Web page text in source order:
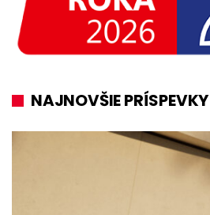
NAJNOVŠIE PRÍSPEVKY